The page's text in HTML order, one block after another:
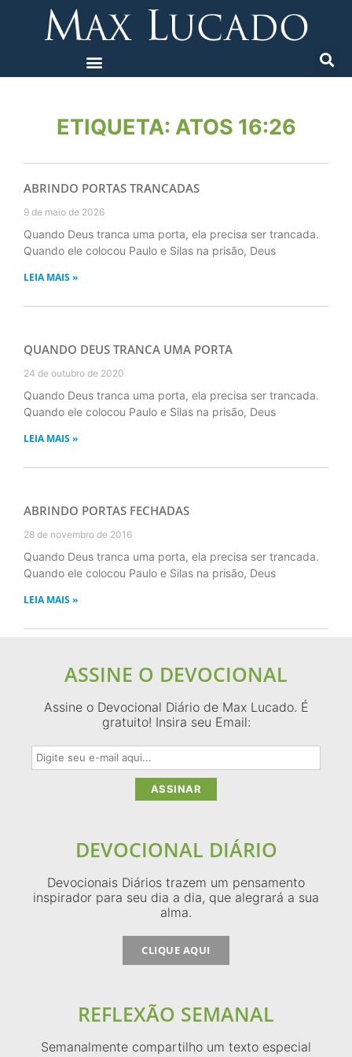
ETIQUETA: ATOS 16:26
ABRINDO PORTAS TRANCADAS
9 de maio de 2026
Quando Deus tranca uma porta, ela precisa ser trancada.
Quando ele colocou Paulo e Silas na prisão, Deus
LEIA MAIS »
QUANDO DEUS TRANCA UMA PORTA
24 de outubro de 2020
Quando Deus tranca uma porta, ela precisa ser trancada.
Quando ele colocou Paulo e Silas na prisão, Deus
LEIA MAIS »
ABRINDO PORTAS FECHADAS
28 de novembro de 2016
Quando Deus tranca uma porta, ela precisa ser trancada.
Quando ele colocou Paulo e Silas na prisão, Deus
LEIA MAIS »
ASSINE O DEVOCIONAL
Assine o Devocional Diário de Max Lucado. É
gratuito! Insira seu Email:
DEVOCIONAL DIÁRIO
Devocionais Diários trazem um pensamento
inspirador para seu dia a dia, que alegrará a sua
alma.
CLIQUE AQUI
REFLEXÃO SEMANAL
Semanalmente compartilho um texto especial